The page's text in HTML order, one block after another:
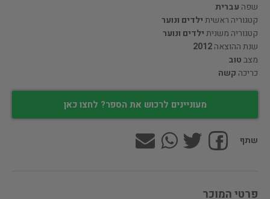
שפה עברית
קטגוריה ראשיתילדים ונוער
קטגוריה משניתילדים ונוער
שנת ההוצאה2012
מצבטוב
כריכה קשה
מעוניינים לרכוש את הספר? לחצו כאן
שתף
פרטי המוכר